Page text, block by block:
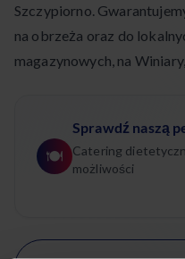
Szczypiorno.
na obrzeża oraz do
magazynowych, na
🍽️
Sprawdź naszą
Catering
możliwości